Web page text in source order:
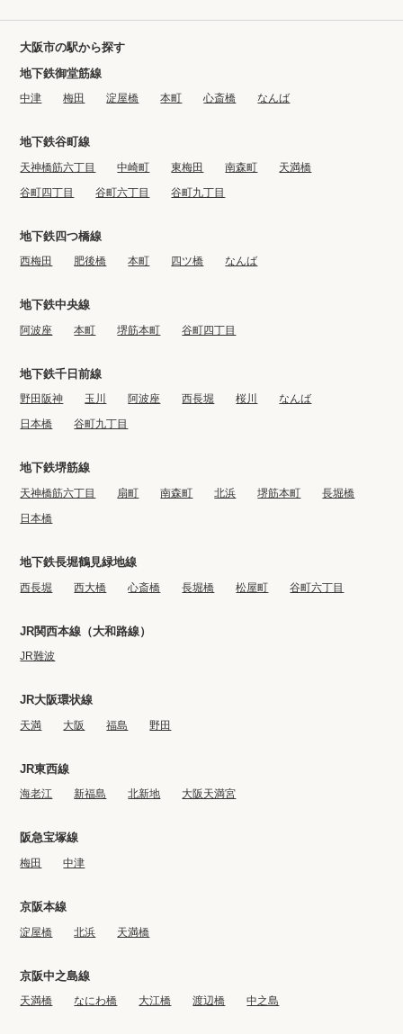
大阪市の駅から探す
地下鉄御堂筋線
中津 梅田 淀屋橋 本町 心斎橋 なんば
地下鉄谷町線
天神橋筋六丁目 中崎町 東梅田 南森町
天満橋
谷町四丁目
谷町六丁目 谷町九丁目
地下鉄四つ橋線
西梅田 肥後橋 本町 四ツ橋 なんば
地下鉄中央線
阿波座 本町 堺筋本町 谷町四丁目
地下鉄千日前線
野田阪神 玉川 阿波座 西長堀 桜川
なんば
日本橋
谷町九丁目
地下鉄堺筋線
天神橋筋六丁目 扇町 南森町 北浜 堺筋本町
長堀橋
日本橋
地下鉄長堀鶴見緑地線
西長堀 西大橋 心斎橋 長堀橋 松屋町 谷町六丁目
JR関西本線（大和路線）
JR難波
JR大阪環状線
天満 大阪 福島 野田
JR東西線
海老江 新福島 北新地 大阪天満宮
阪急宝塚線
梅田 中津
京阪本線
淀屋橋 北浜 天満橋
京阪中之島線
天満橋 なにわ橋 大江橋 渡辺橋 中之島